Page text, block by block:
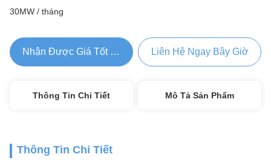
30MW / tháng
Nhận Được Giá Tốt Nhất Liên Hệ Ngay Bây Giờ
Thông Tin Chi Tiết Mô Tả Sản Phẩm
Thông Tin Chi Tiết